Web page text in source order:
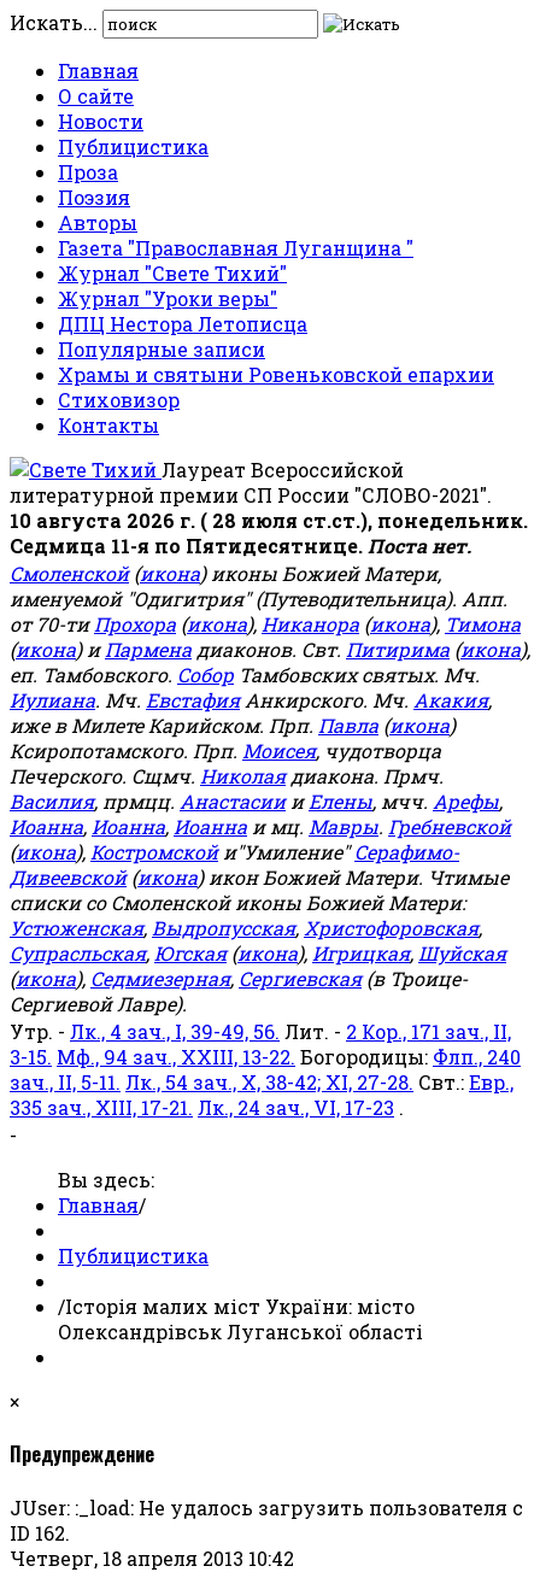
Искать...
Главная
О сайте
Новости
Публицистика
Проза
Поэзия
Авторы
Газета "Православная Луганщина "
Журнал "Свете Тихий"
Журнал "Уроки веры"
ДПЦ Нестора Летописца
Популярные записи
Храмы и святыни Ровеньковской епархии
Стиховизор
Контакты
Лауреат Всероссийской
литературной премии СП России "СЛОВО-2021".
10 августа 2026 г. ( 28 июля ст.ст.), понедельник.
Седмица 11-я по Пятидесятнице. Поста нет.
Смоленской(икона) иконы Божией Матери,
именуемой "Одигитрия" (Путеводительница). Апп.
от 70-тиПрохора (икона), Никанора (икона), Тимона
(икона) иПармена диаконов. Свт. Питирима (икона),
еп. Тамбовского. Собор Тамбовских святых. Мч.
Иулиана. Мч. ЕвстафияАнкирского. Мч. Акакия,
иже в Милете Карийском. Прп. Павла (икона)
Ксиропотамского. Прп. Моисея, чудотворца
Печерского. Сщмч. Николаядиакона. Прмч.
Василия, прмцц. АнастасиииЕлены, мчч. Арефы,
Иоанна, Иоанна, Иоанна и мц. Мавры. Гребневской
(икона), Костромскойи"Умиление"Серафимо-
Дивеевской(икона) икон Божией Матери. Чтимые
списки со Смоленской иконы Божией Матери:
Устюженская, Выдропусская, Христофоровская,
Супрасльская, Югская(икона), Игрицкая, Шуйская
(икона), Седмиезерная, Сергиевская(в Троице-
Сергиевой Лавре).
Утр. - Лк., 4 зач., I, 39-49, 56. Лит. - 2 Кор., 171 зач., II,
3-15. Мф., 94 зач., XXIII, 13-22. Богородицы: Флп., 240
зач., II, 5-11. Лк., 54 зач., X, 38-42; XI, 27-28. Свт.:Евр.,
335 зач., XIII, 17-21. Лк., 24 зач., VI, 17-23 .
-
Вы здесь:
Главная/
Публицистика
/Історія малих міст України: місто
Олександрівськ Луганської області
×
Предупреждение
JUser: :_load: Не удалось загрузить пользователя с
ID 162.
Четверг, 18 апреля 2013 10:42